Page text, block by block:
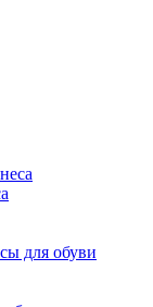
для обуви